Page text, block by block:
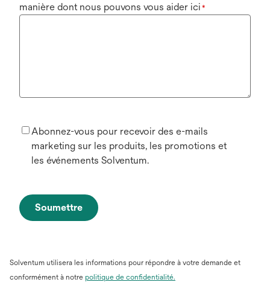
manière dont nous pouvons vous aider ici *
Abonnez-vous pour recevoir des e-mails
marketing sur les produits, les promotions et
les événements Solventum.
Soumettre
Solventum utilisera les informations pour répondre à votre demande et
conformément à notre politique de confidentialité.